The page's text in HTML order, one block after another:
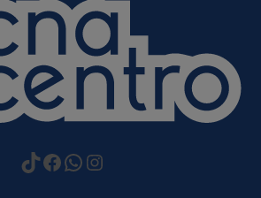
https://
Facebook
WhatsApp
Instagram